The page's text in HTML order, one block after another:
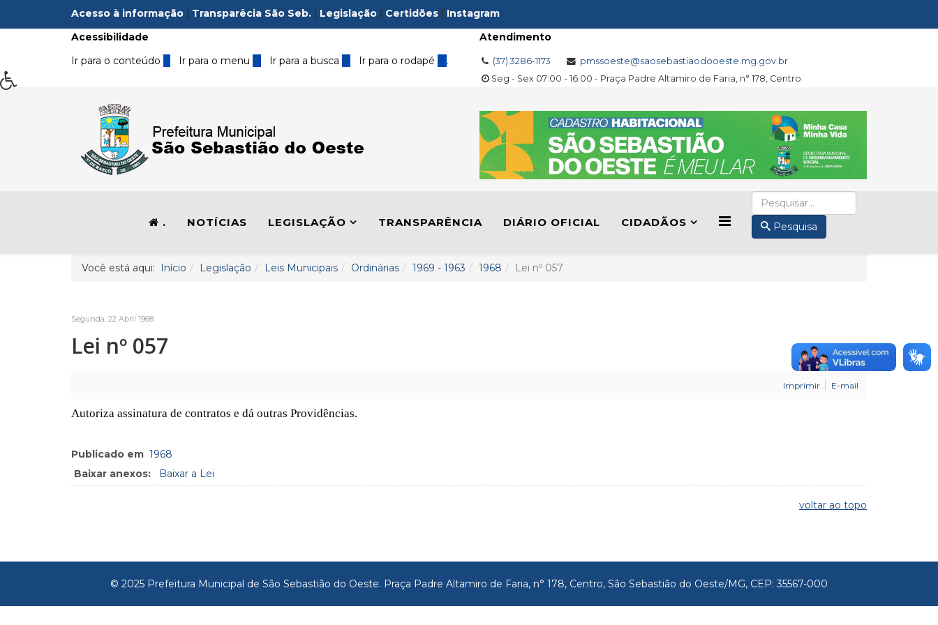
Acesso à informação | Transparêcia São Seb. | Legislação | Certidões | Instagram
Acessibilidade
Ir para o conteúdo 1 Ir para o menu 2 Ir para a busca3 Ir para o rodapé 4 .
Atendimento
(37) 3286-1173
pmssoeste@saosebastiaodooeste.mg.gov.br
Seg - Sex 07:00 - 16:00 - Praça Padre Altamiro de Faria, n° 178, Centro
. NOTÍCIAS LEGISLAÇÃO TRANSPARÊNCIA DIÁRIO OFICIAL CIDADÃOS Pesquisa
Você está aqui: Início Legislação Leis Municipais Ordinárias 1969 - 1963 1968 Lei nº 057
Segunda, 22 Abril 1968
Lei nº 057
Imprimir E-mail
Autoriza assinatura de contratos e dá outras Providências.
Publicado em 1968
Baixar anexos:
Baixar a Lei
voltar ao topo
© 2025 Prefeitura Municipal de São Sebastião do Oeste. Praça Padre Altamiro de Faria, n° 178, Centro, São Sebastião do Oeste/MG, CEP: 35567-000